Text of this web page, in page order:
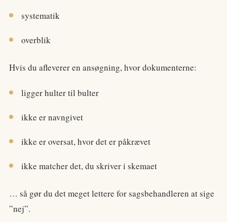
systematik
overblik
Hvis du afleverer en ansøgning, hvor dokumenterne:
ligger hulter til bulter
ikke er navngivet
ikke er oversat, hvor det er påkrævet
ikke matcher det, du skriver i skemaet
… så gør du det meget lettere for sagsbehandleren at sige
”nej”.